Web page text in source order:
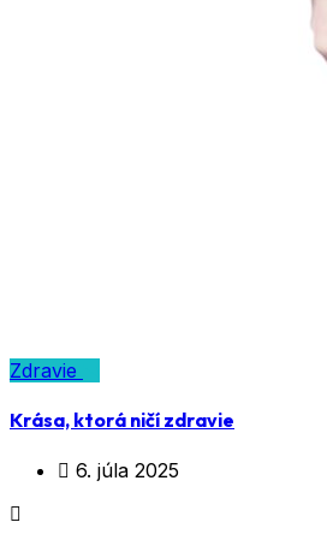
Zdravie
Krása, ktorá ničí zdravie
6. júla 2025